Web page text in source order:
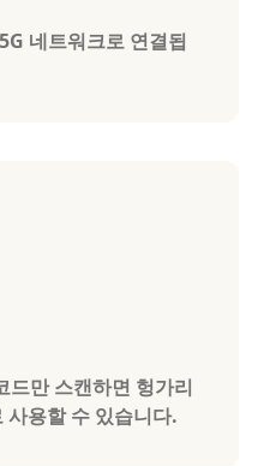
네트워크로 연결됩
드만 스캔하면 헝가리
사용할 수 있습니다.